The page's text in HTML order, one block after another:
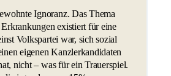
Ignoranz. Das Thema
existiert für eine
Volkspartei war, sich sozial
eigenen Kanzlerkandidaten
nicht – was für ein Trauerspiel.